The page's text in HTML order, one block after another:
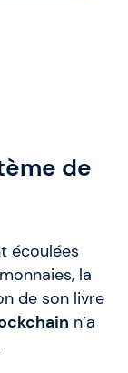
de
écoulées
la
de son livre
n’a